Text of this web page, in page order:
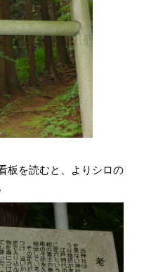
板を読むと、よりシロの